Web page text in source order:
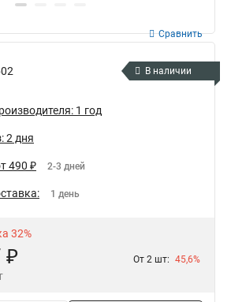
Сравнить
В наличии
1 год
2 дня
490 ₽ 2-3 дней
1 день
32%
₽ От 2 шт: 45,6%